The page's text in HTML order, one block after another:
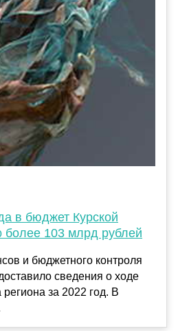
в бюджет Курской
более 103 млрд рублей
и бюджетного контроля
сведения о ходе
за 2022 год. В